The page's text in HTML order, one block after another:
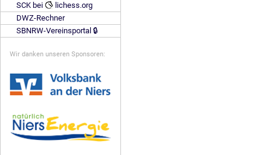
SCK bei
lichess.org
DWZ-Rechner
SBNRW-Vereinsportal 🔒
Wir danken unseren Sponsoren: